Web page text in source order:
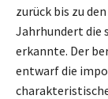
zurück bis zu
Jahrhundert die
erkannte. Der
entwarf die